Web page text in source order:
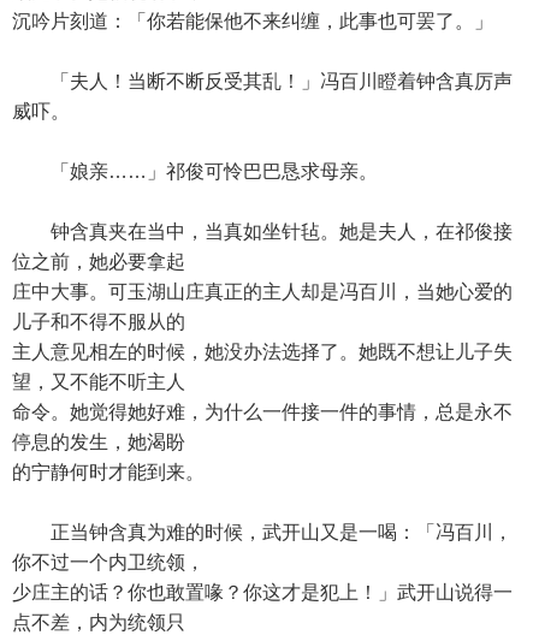
沉吟片刻道：「你若能保他不来纠缠，此事也可罢了。」
「夫人！当断不断反受其乱！」冯百川瞪着钟含真厉声
威吓。
「娘亲……」祁俊可怜巴巴恳求母亲。
钟含真夹在当中，当真如坐针毡。她是夫人，在祁俊接
位之前，她必要拿起
庄中大事。可玉湖山庄真正的主人却是冯百川，当她心爱的
儿子和不得不服从的
主人意见相左的时候，她没办法选择了。她既不想让儿子失
望，又不能不听主人
命令。她觉得她好难，为什么一件接一件的事情，总是永不
停息的发生，她渴盼
的宁静何时才能到来。
正当钟含真为难的时候，武开山又是一喝：「冯百川，
你不过一个内卫统领，
少庄主的话？你也敢置喙？你这才是犯上！」武开山说得一
点不差，内为统领只